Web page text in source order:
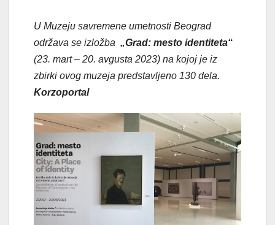
U Muzeju savremene umetnosti Beograd
održava se izložba „Grad: mesto identiteta“
(23. mart – 20. avgusta 2023) na kojoj je iz
zbirki ovog muzeja predstavljeno 130 dela.
Korzoportal